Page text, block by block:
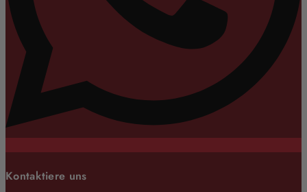
Kontaktiere uns